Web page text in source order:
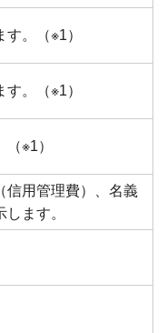
。（※1）
。（※1）
※1）
信用管理費）、名義
します。